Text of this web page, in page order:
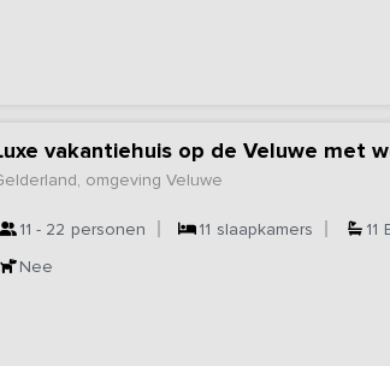
vakantiehuis op de Veluwe met
omgeving Veluwe
11 - 22 personen 11 slaapkamers 11
Nee